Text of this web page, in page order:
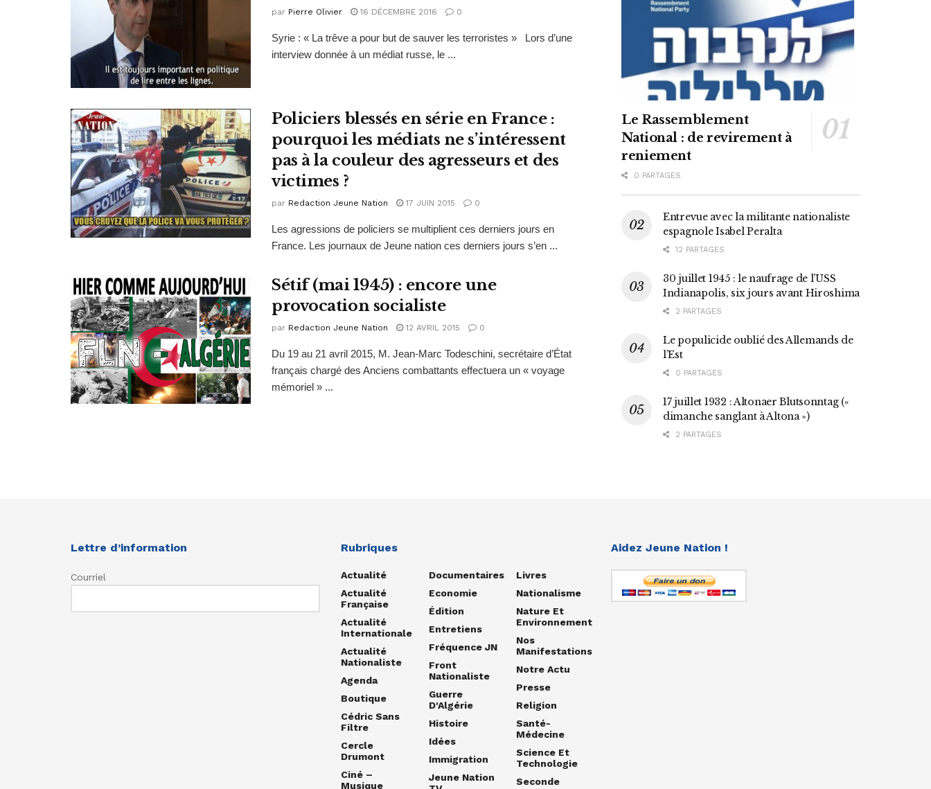
par Pierre Olivier 16 DÉCEMBRE 2016 0
Syrie : « La trêve a pour but de sauver les terroristes » Lors d’une
interview donnée à un médiat russe, le ...
Policiers blessés en série en France :
pourquoi les médiats ne s’intéressent
pas à la couleur des agresseurs et des
victimes ?
par Redaction Jeune Nation 17 JUIN 2015 0
Les agressions de policiers se multiplient ces derniers jours en
France. Les journaux de Jeune nation ces derniers jours s’en ...
Sétif (mai 1945) : encore une
provocation socialiste
par Redaction Jeune Nation 12 AVRIL 2015 0
Du 19 au 21 avril 2015, M. Jean-Marc Todeschini, secrétaire d’État
français chargé des Anciens combattants effectuera un « voyage
mémoriel » ...
Le Rassemblement
National : de revirement à
reniement
0 PARTAGES
Entrevue avec la militante nationaliste
espagnole Isabel Peralta
12 PARTAGES
30 juillet 1945 : le naufrage de l’USS
Indianapolis, six jours avant Hiroshima
2 PARTAGES
Le populicide oublié des Allemands de
l’Est
0 PARTAGES
17 juillet 1932 : Altonaer Blutsonntag («
dimanche sanglant à Altona »)
2 PARTAGES
Lettre d’information
Courriel
Rubriques
Actualité
Actualité
Française
Actualité
Internationale
Actualité
Nationaliste
Agenda
Boutique
Cédric Sans
Filtre
Cercle
Drumont
Ciné –
Musique
Documentaires
Economie
Édition
Entretiens
Fréquence JN
Front
Nationaliste
Guerre
D'Algérie
Histoire
Idées
Immigration
Jeune Nation
Livres
Nationalisme
Nature Et
Environnement
Nos
Manifestations
Notre Actu
Presse
Religion
Santé-
Médecine
Science Et
Technologie
Seconde
Aidez Jeune Nation !